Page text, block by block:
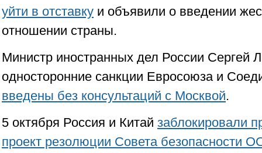
уйти в отставку и объявили о введении
отношении страны.
Министр иностранных дел России Сергей
односторонние санкции Евросоюза и
введены без консультаций с Москвой.
5 октября Россия и Китай заблокировали
проект резолюции Совета безопасности